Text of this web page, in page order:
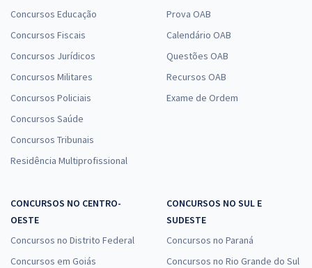
Concursos Educação
Concursos Fiscais
Concursos Jurídicos
Concursos Militares
Concursos Policiais
Concursos Saúde
Concursos Tribunais
Residência Multiprofissional
Prova OAB
Calendário OAB
Questões OAB
Recursos OAB
Exame de Ordem
CONCURSOS NO CENTRO-
OESTE
Concursos no Distrito Federal
Concursos em Goiás
CONCURSOS NO SUL E
SUDESTE
Concursos no Paraná
Concursos no Rio Grande do Sul